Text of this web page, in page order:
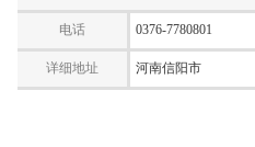
电话 0376-7780801
详细地址 河南信阳市